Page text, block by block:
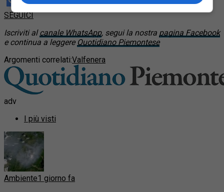
Rimani aggiornato seguendoci su Google News!
SEGUICI
Iscriviti alcanale WhatsApp, segui la nostra pagina Facebook
e continua a leggere Quotidiano Piemontese
Argomenti correlati:Valfenera
adv
I più visti
Ambiente1 giorno fa